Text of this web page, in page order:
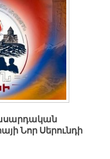
Նոր Սերունդի